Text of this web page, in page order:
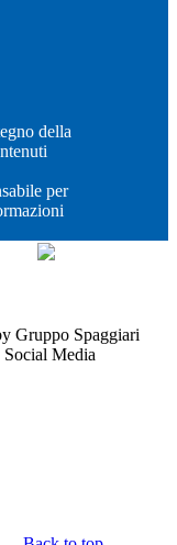
della
per
Gruppo Spaggiari
Media